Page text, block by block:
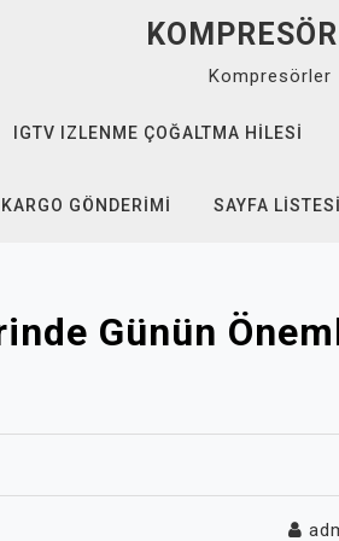
Kompresörler
IGTV IZLENME ÇOĞALTMA HILESI
GÖNDERIMI SAYFA LISTESI
Günün